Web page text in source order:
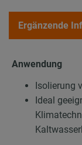
Ergänzende
Anwendung
Isolierung
Ideal